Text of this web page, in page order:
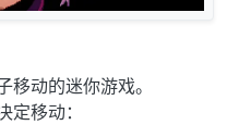
动的迷你游戏。
移动：